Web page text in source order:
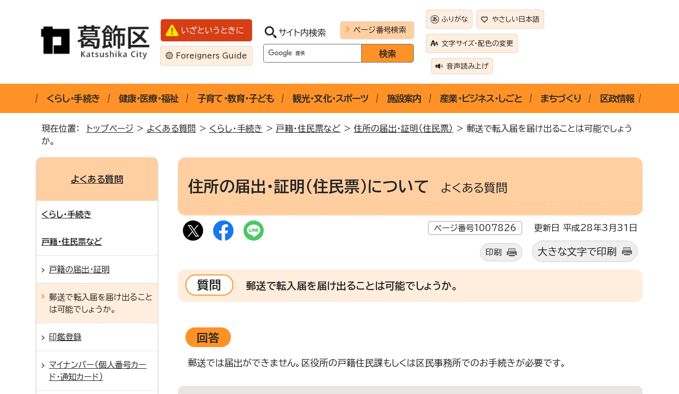
いざというときに
Foreigners Guide
サイト内検索 ページ番号検索
ふりがな やさしい日本語
文字サイズ・配色の変更
音声読み上げ
くらし・手続き 健康・医療・福祉 子育て・教育・子ども 観光・文化・スポーツ 施設案内 産業・ビジネス・しごと まちづくり 区政情報
現在位置： トップページ > よくある質問 > くらし・手続き > 戸籍・住民票など > 住所の届出・証明（住民票） > 郵送で転入届を届け出ることは可能でしょう
か。
住所の届出・証明（住民票）について よくある質問
ページ番号1007826 更新日 平成28年3月31日
印刷 大きな文字で印刷
質問 郵送で転入届を届け出ることは可能でしょうか。
回答
郵送では届出ができません。区役所の戸籍住民課もしくは区民事務所でのお手続きが必要です。
よくある質問
くらし・手続き
戸籍・住民票など
戸籍の届出・証明
郵送で転入届を届け出ること
は可能でしょうか。
印鑑登録
マイナンバー（個人番号カー
ド・通知カード）